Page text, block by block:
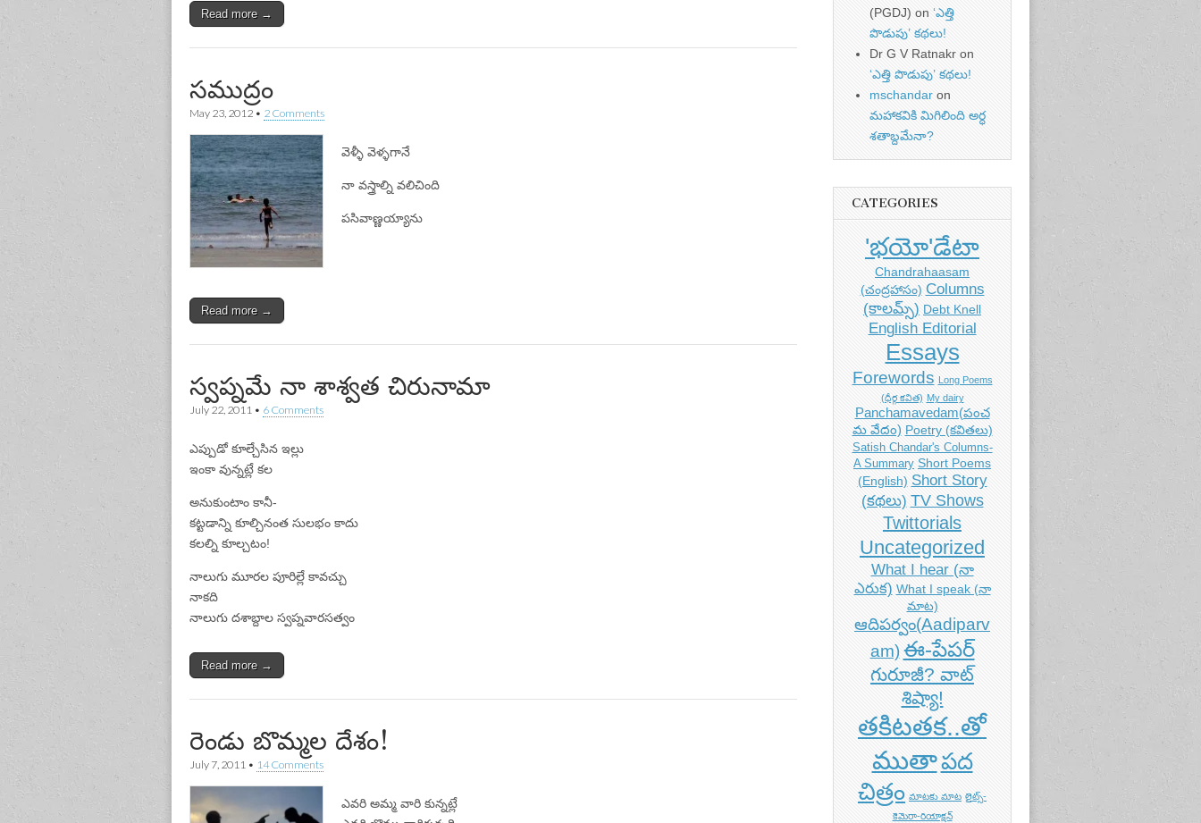
Read more →
సముద్రం
May 23, 2012 • 2 Comments
వెళ్ళీ వెళ్ళగానే
నా వస్త్రాల్ని వలిచింది
పసివాణ్ణయ్యాను
Read more →
స్వప్నమే నా శాశ్వత చిరునామా
July 22, 2011 • 6 Comments
ఎప్పుడో కూల్చేసిన ఇల్లు
ఇంకా వున్నట్లే కల
అనుకుంటాం కానీ-
కట్టడాన్ని కూల్చినంత సులభం కాదు
కలల్ని కూల్చటం!
నాలుగు మూరల పూరిల్లే కావచ్చు
నాకది
నాలుగు దశాబ్దాల స్వప్నవారసత్వం
Read more →
రెండు బొమ్మల దేశం!
July 7, 2011 • 14 Comments
ఎవరి అమ్మ వారి కున్నట్లే
(PGDJ) on ‘ఎత్తి
పొడుపు’ కథలు!
Dr G V Ratnakr on
‘ఎత్తి పొడుపు’ కథలు!
mschandar on
మహాకవికి మిగిలింది అర్ధ
శతాబ్దమేనా?
CATEGORIES
'భయో'డేటా
Chandrahaasam
(చంద్రహాసం) Columns
(కాలమ్స్) Debt Knell
English Editorial
Essays
Forewords Long Poems
(ధీర్గ కవిత) My dairy
Panchamavedam(పంచ
మ వేదం) Poetry (కవితలు)
Satish Chandar's Columns-
A Summary Short Poems
(English) Short Story
(కథలు) TV Shows
Twittorials
Uncategorized
What I hear (నా
ఎరుక) What I speak (నా
మాట)
ఆదిపర్వం(Aadiparv
am) ఈ-పేపర్
గురూజీ? వాట్
శిష్యా!
తకిటతక..తో
ముతాపద
చిత్రం మాటకు మాట లైట్స్-
కెమెరా-రియాక్షన్